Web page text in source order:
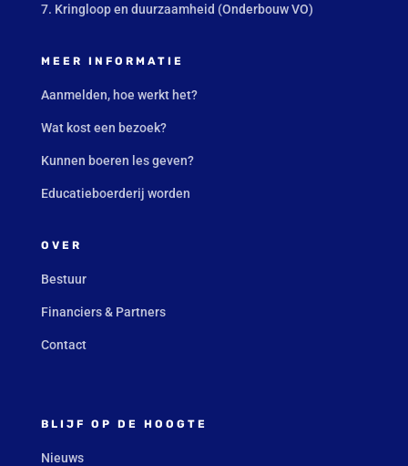
7. Kringloop en duurzaamheid (Onderbouw VO)
MEER INFORMATIE
Aanmelden, hoe werkt het?
Wat kost een bezoek?
Kunnen boeren les geven?
Educatieboerderij worden
OVER
Bestuur
Financiers & Partners
Contact
BLIJF OP DE HOOGTE
Nieuws